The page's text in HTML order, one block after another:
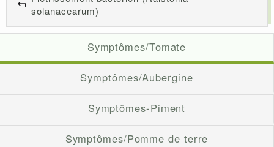
solanacearum)
Symptômes/Tomate
Symptômes/Aubergine
Symptômes-Piment
Symptômes/Pomme de terre